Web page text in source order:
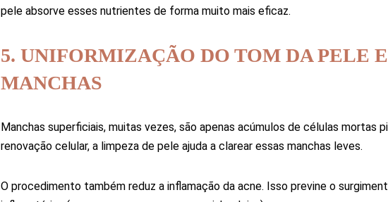
pele absorve esses nutrientes de forma muito mais eficaz.
5. UNIFORMIZAÇÃO DO TOM DA PELE
MANCHAS
Manchas superficiais, muitas vezes, são apenas acúmulos de células mortas
renovação celular, a limpeza de pele ajuda a clarear essas manchas leves.
O procedimento também reduz a inflamação da acne. Isso previne o